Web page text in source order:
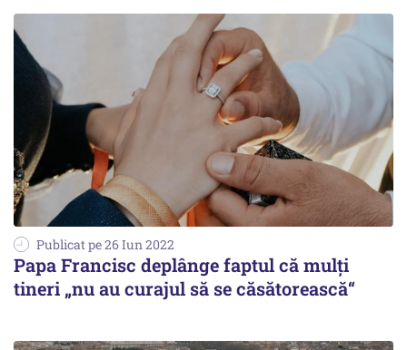
Publicat pe 26 Iun 2022
Papa Francisc deplânge faptul că mulți
tineri „nu au curajul să se căsătorească“